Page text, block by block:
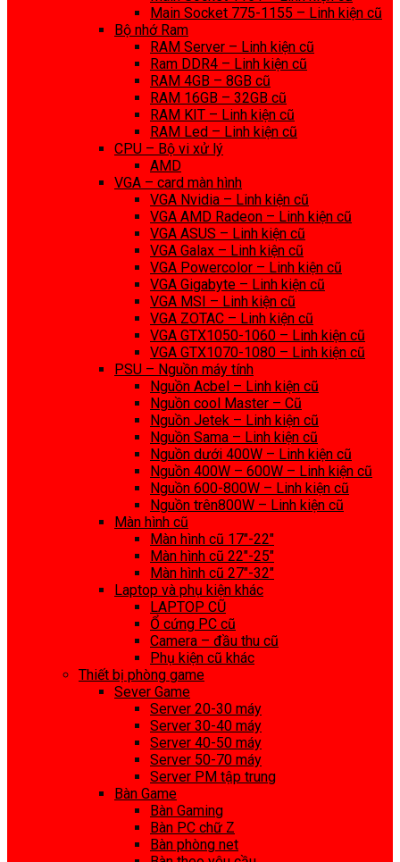
Main Socket 775-1155 – Linh kiện cũ
Bộ nhớ Ram
RAM Server – Linh kiện cũ
Ram DDR4 – Linh kiện cũ
RAM 4GB – 8GB cũ
RAM 16GB – 32GB cũ
RAM KIT – Linh kiện cũ
RAM Led – Linh kiện cũ
CPU – Bộ vi xử lý
AMD
VGA – card màn hình
VGA Nvidia – Linh kiện cũ
VGA AMD Radeon – Linh kiện cũ
VGA ASUS – Linh kiện cũ
VGA Galax – Linh kiện cũ
VGA Powercolor – Linh kiện cũ
VGA Gigabyte – Linh kiện cũ
VGA MSI – Linh kiện cũ
VGA ZOTAC – Linh kiện cũ
VGA GTX1050-1060 – Linh kiện cũ
VGA GTX1070-1080 – Linh kiện cũ
PSU – Nguồn máy tính
Nguồn Acbel – Linh kiện cũ
Nguồn cool Master – Cũ
Nguồn Jetek – Linh kiện cũ
Nguồn Sama – Linh kiện cũ
Nguồn dưới 400W – Linh kiện cũ
Nguồn 400W – 600W – Linh kiện cũ
Nguồn 600-800W – Linh kiện cũ
Nguồn trên800W – Linh kiện cũ
Màn hình cũ
Màn hình cũ 17″-22″
Màn hình cũ 22″-25″
Màn hình cũ 27″-32″
Laptop và phụ kiện khác
LAPTOP CŨ
Ổ cứng PC cũ
Camera – đầu thu cũ
Phụ kiện cũ khác
Thiết bị phòng game
Sever Game
Server 20-30 máy
Server 30-40 máy
Server 40-50 máy
Server 50-70 máy
Server PM tập trung
Bàn Game
Bàn Gaming
Bàn PC chữ Z
Bàn phòng net